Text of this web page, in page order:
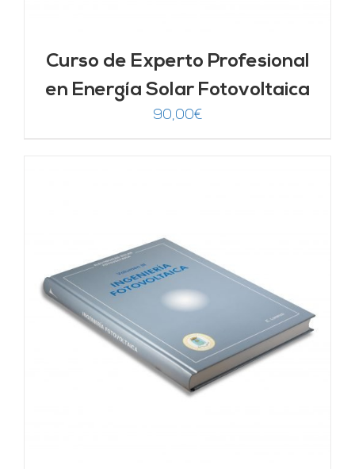
Curso de Experto Profesional
en Energía Solar Fotovoltaica
90,00€